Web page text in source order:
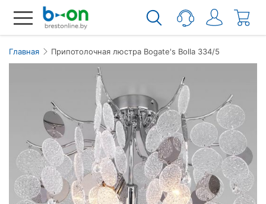
Главная Припотолочная люстра Bogate's Bolla 334/5